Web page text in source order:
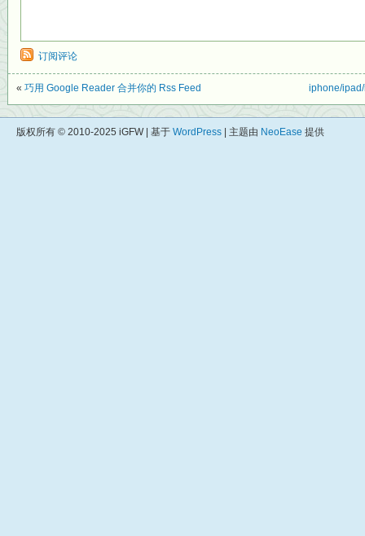
订阅评论
« 巧用 Google Reader 合并你的 Rss Feed iphone/
版权所有 © 2010-2025 iGFW | 基于 WordPress | 主题由 NeoEase 提供